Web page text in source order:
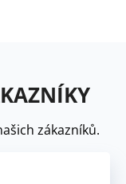
zákazníků.